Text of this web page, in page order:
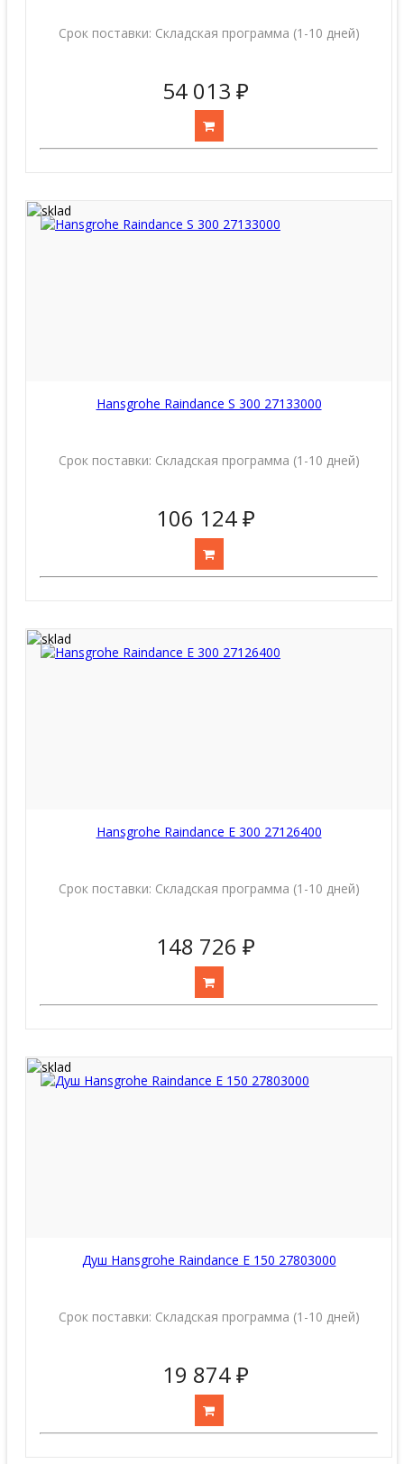
Срок поставки: Складская программа (1-10 дней)
54 013 ₽
Hansgrohe Raindance S 300 27133000
Срок поставки: Складская программа (1-10 дней)
106 124 ₽
Hansgrohe Raindance E 300 27126400
Срок поставки: Складская программа (1-10 дней)
148 726 ₽
Душ Hansgrohe Raindance E 150 27803000
Срок поставки: Складская программа (1-10 дней)
19 874 ₽